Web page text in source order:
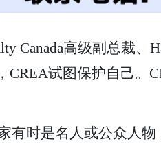
Canada高级副总裁
CREA试图保护自己
有时是名人或公众人物